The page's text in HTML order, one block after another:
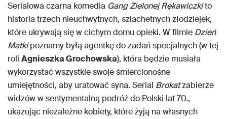
Serialowa czarna komedia Gang Zielonej Rękawiczkito
historia trzech nieuchwytnych, szlachetnych złodziejek,
które ukrywają się w cichym domu opieki. W filmie Dzień
Matkipoznamy byłą agentkę do zadań specjalnych (w tej
roli Agnieszka Grochowska), która będzie musiała
wykorzystać wszystkie swoje śmiercionośne
umiejętności, aby uratować syna. Serial Brokatzabierze
widzów w sentymentalną podróż do Polski lat 70.,
ukazując niezależne kobiety, które żyją na własnych